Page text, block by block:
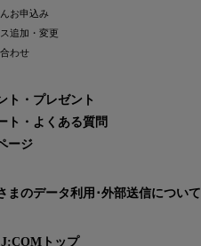
お申込み
追加・変更
わせ
ト・プレゼント
ト・よくある質問
ージ
まのデータ利用･外部送信について
トップ